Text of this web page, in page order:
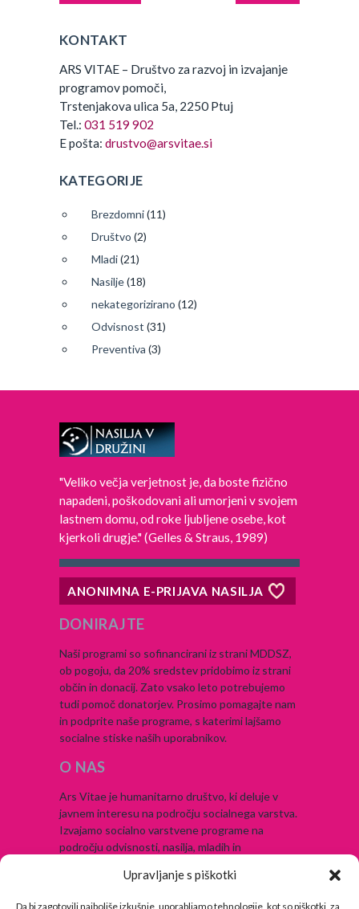
Upravljanje s piškotki
Da bi zagotovili najboljše izkušnje, uporabljamo tehnologije, kot so piškotki, za
KONTAKT
ARS VITAE – Društvo za razvoj in izvajanje
programov pomoči,
Trstenjakova ulica 5a, 2250 Ptuj
Tel.: 031 519 902
E pošta: drustvo@arsvitae.si
KATEGORIJE
Brezdomni(11)
Društvo (2)
Mladi(21)
Nasilje(18)
nekategorizirano (12)
Odvisnost (31)
Preventiva (3)
"Veliko večja verjetnost je, da boste fizično
napadeni, poškodovani ali umorjeni v svojem
lastnem domu, od roke ljubljene osebe, kot
kjerkoli drugje." (Gelles & Straus, 1989)
ANONIMNA E-PRIJAVA NASILJA
DONIRAJTE
Naši programi so sofinancirani iz strani MDDSZ,
ob pogoju, da 20% sredstev pridobimo iz strani
občin in donacij. Zato vsako leto potrebujemo
tudi pomoč donatorjev. Prosimo pomagajte nam
in podprite naše programe, s katerimi lajšamo
socialne stiske naših uporabnikov.
O NAS
Ars Vitae je humanitarno društvo, ki deluje v
javnem interesu na področju socialnega varstva.
Izvajamo socialno varstvene programe na
področju odvisnosti, nasilja, mladih in